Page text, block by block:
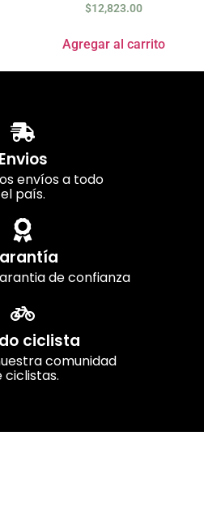
$12,823.00
Agregar al carrito
Envios
envíos a todo
el país.
de confianza
ciclista
comunidad
ciclistas.